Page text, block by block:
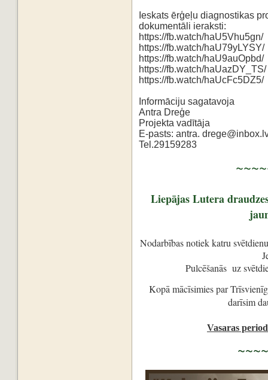
Ieskats ērģeļu diagnostikas
dokumentāli ieraksti:
https://fb.watch/haU5Vhu5gn/
https://fb.watch/haU79yLYSY/
https://fb.watch/haU9auOpbd/
https://fb.watch/haUazDY_TS/
https://fb.watch/haUcFc5DZ5/
Informāciju sagatavoja
Antra Dreģe
Projekta vadītāja
E-pasts: antra.
Tel.29159283
Liepājas Lutera
Nodarbības notiek katru
Pulcēšanās uz
Kopā mācīsimies par
darīsim
Vasaras